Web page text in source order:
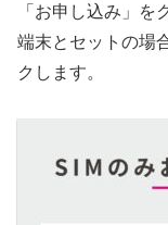
「お申し込み」を
端末とセットの場
クします。